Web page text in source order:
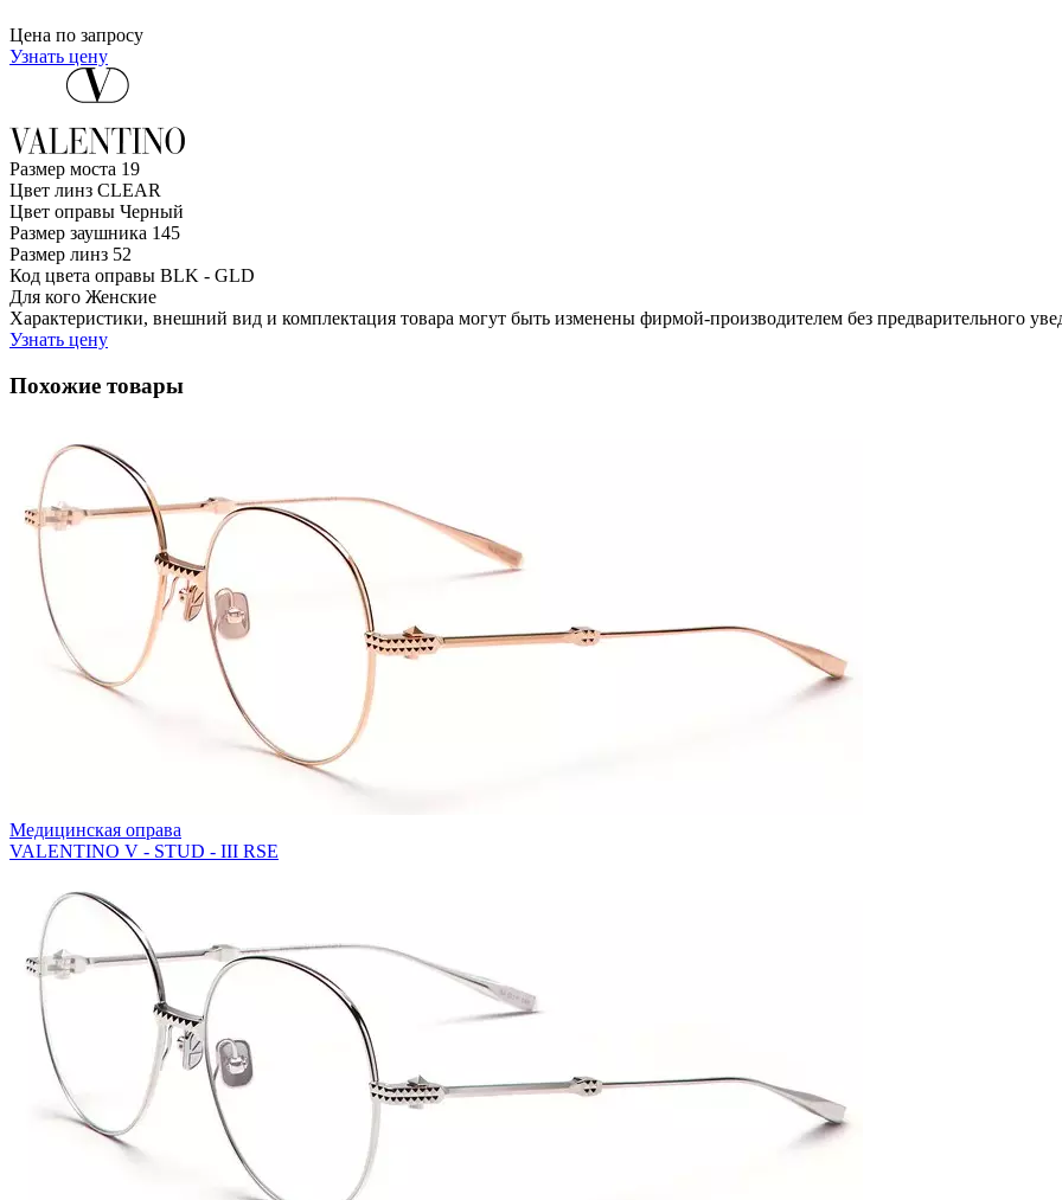
Цена по запросу
Узнать цену
Размер моста 19
Цвет линз CLEAR
Цвет оправы Черный
Размер заушника 145
Размер линз 52
Код цвета оправы BLK - GLD
Для кого Женские
Характеристики, внешний вид и комплектация товара могут быть изменены фирмой-производителем без предварительного
Узнать цену
Похожие товары
Медицинская оправа
VALENTINO V - STUD - III RSE